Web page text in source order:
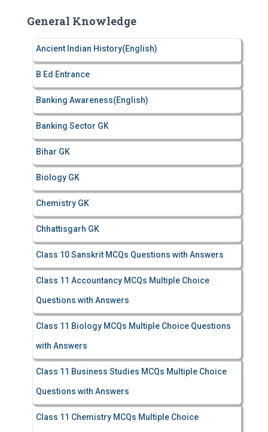
h
General Knowledge
Ancient Indian History(English)
B Ed Entrance
Banking Awareness(English)
Banking Sector GK
Bihar GK
Biology GK
Chemistry GK
Chhattisgarh GK
Class 10 Sanskrit MCQs Questions with Answers
Class 11 Accountancy MCQs Multiple Choice
Questions with Answers
Class 11 Biology MCQs Multiple Choice Questions
with Answers
Class 11 Business Studies MCQs Multiple Choice
Questions with Answers
Class 11 Chemistry MCQs Multiple Choice